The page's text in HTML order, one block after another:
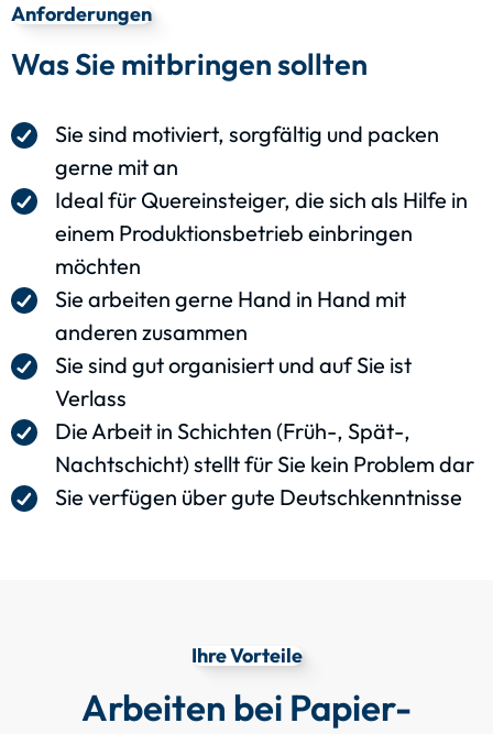
Anforderungen
Was Sie mitbringen sollten
Sie sind motiviert, sorgfältig und packen
gerne mit an
Ideal für Quereinsteiger, die sich als Hilfe in
einem Produktionsbetrieb einbringen
möchten
Sie arbeiten gerne Hand in Hand mit
anderen zusammen
Sie sind gut organisiert und auf Sie ist
Verlass
Die Arbeit in Schichten (Früh-, Spät-,
Nachtschicht) stellt für Sie kein Problem dar
Sie verfügen über gute Deutschkenntnisse
Ihre Vorteile
Arbeiten bei Papier-